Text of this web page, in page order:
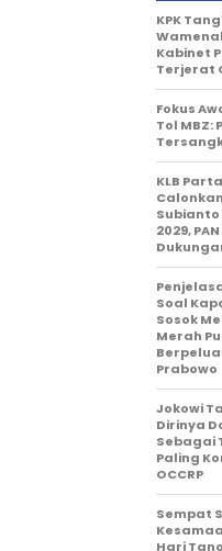
KPK
Kabinet
Terjerat
Fokus
Tol MBZ:
KLB
2029,
Soal
Sosok
Merah
Prabowo
Jokowi
Dirinya
Sebagai
Paling
OCCRP
Sempat
Hari